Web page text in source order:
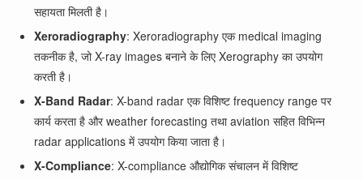
सहायता मिलती है।
Xeroradiography: Xeroradiography एक medical imaging
तकनीक है, जो X-ray images बनाने के लिए Xerography का उपयोग
करती है।
X-Band Radar: X-band radar एक विशिष्ट frequency range पर
कार्य करता है और weather forecasting तथा aviation सहित विभिन्न
radar applications में उपयोग किया जाता है।
X-Compliance: X-compliance औद्योगिक संचालन में विशिष्ट